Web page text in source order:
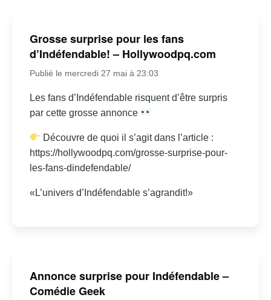
Grosse surprise pour les fans
d’Indéfendable! – Hollywoodpq.com
Publié le mercredi 27 mai à 23:03
Les fans d’Indéfendable risquent d’être surpris
par cette grosse annonce
Découvre de quoi il s’agit dans l’article :
https://hollywoodpq.com/grosse-surprise-pour-
les-fans-dindefendable/
«L’univers d’Indéfendable s’agrandit!»
Annonce surprise pour Indéfendable –
Comédie Geek